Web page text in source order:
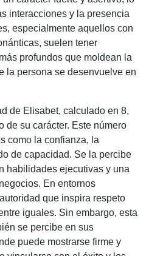
interacciones y la presencia
especialmente aquellos con
suelen tener
profundos que moldean la
la persona se desenvuelve en
de Elisabet, calculado en 8,
de su carácter. Este número
como la confianza, la
de capacidad. Se la percibe
habilidades ejecutivas y una
En entornos
que inspira respeto
iguales. Sin embargo, esta
se percibe en sus
puede mostrarse firme y